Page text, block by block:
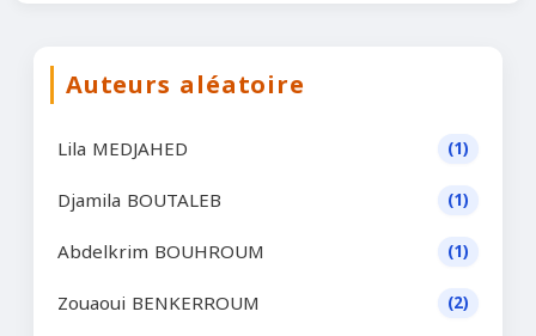
Auteurs aléatoire
Lila MEDJAHED (1)
Djamila BOUTALEB (1)
Abdelkrim BOUHROUM (1)
Zouaoui BENKERROUM (2)